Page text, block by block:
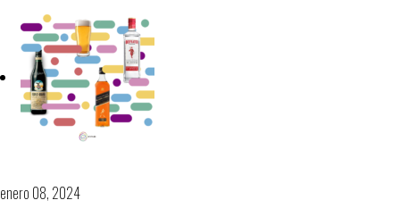
enero 08, 2024